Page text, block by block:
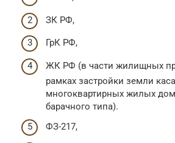
ЗК РФ,
ГрК РФ,
ЖК РФ (в части жилищных
рамках застройки земли
многоквартирных жилых
барачного типа).
ФЗ-217,